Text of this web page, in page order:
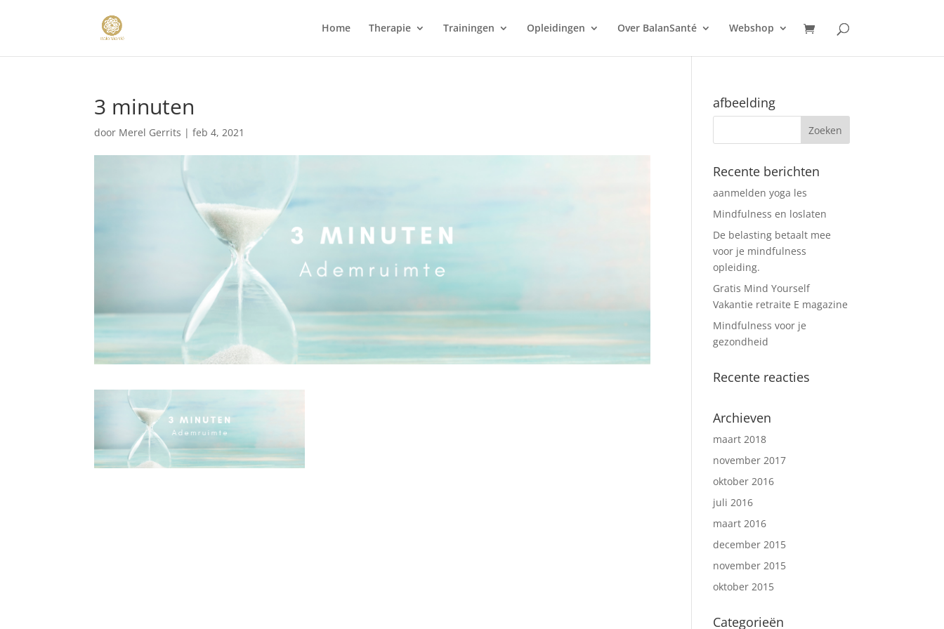
Home Therapie Trainingen Opleidingen Over BalanSanté Webshop
3 minuten
door Merel Gerrits |feb 4, 2021
afbeelding
Recente berichten
aanmelden yoga les
Mindfulness en loslaten
De belasting betaalt mee
voor je mindfulness
opleiding.
Gratis Mind Yourself
Vakantie retraite E magazine
Mindfulness voor je
gezondheid
Recente reacties
Archieven
maart 2018
november 2017
oktober 2016
juli 2016
maart 2016
december 2015
november 2015
oktober 2015
Categorieën